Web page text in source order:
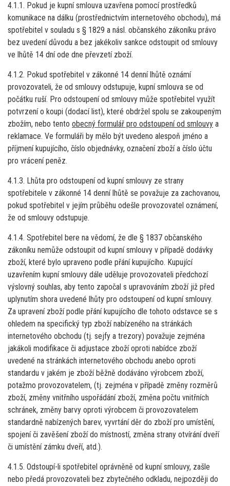
4.1.1. Pokud je kupní smlouva uzavřena pomocí prostředků
komunikace na dálku (prostřednictvím internetového obchodu), má
spotřebitel v souladu s § 1829 a násl. občanského zákoníku právo
bez uvedení důvodu a bez jakékoliv sankce odstoupit od smlouvy
ve lhůtě 14 dní ode dne převzetí zboží.
4.1.2. Pokud spotřebitel v zákonné 14 denní lhůtě oznámí
provozovateli, že od smlouvy odstupuje, kupní smlouva se od
počátku ruší. Pro odstoupení od smlouvy může spotřebitel využít
potvrzení o koupi (dodací list), které obdržel spolu se zakoupeným
zbožím, nebo tento obecný formulář pro odstoupení od smlouvy a
reklamace. Ve formuláři by mělo být uvedeno alespoň jméno a
příjmení kupujícího, číslo objednávky, označení zboží a číslo účtu
pro vrácení peněz.
4.1.3. Lhůta pro odstoupení od kupní smlouvy ze strany
spotřebitele v zákonné 14 denní lhůtě se považuje za zachovanou,
pokud spotřebitel v jejím průběhu odešle provozovatel oznámení,
že od smlouvy odstupuje.
4.1.4. Spotřebitel bere na vědomí, že dle § 1837 občanského
zákoníku nemůže odstoupit od kupní smlouvy v případě dodávky
zboží, které bylo upraveno podle přání kupujícího. Kupující
uzavřením kupní smlouvy dále uděluje provozovateli předchozí
výslovný souhlas, aby tento započal s upravováním zboží již před
uplynutím shora uvedené lhůty pro odstoupení od kupní smlouvy.
Za upravení zboží podle přání kupujícího dle tohoto odstavce se s
ohledem na specifický typ zboží nabízeného na stránkách
internetového obchodu (tj. sejfy a trezory) považuje zejména
jakákoli modifikace či adjustace zboží oproti nabídce zboží
uvedené na stránkách internetového obchodu anebo oproti
standardu v jakém je zboží běžně dodáváno výrobcem zboží,
potažmo provozovatelem, (tj. zejména v případě změny rozměrů
zboží, změny vnitřního uspořádání zboží, změna počtu vnitřních
schránek, změny barvy oproti výrobcem či provozovatelem
standardně nabízených barev, vyvrtání děr do zboží pro umístění,
spojení či zavěšení zboží do místností, změna strany otvírání dveří
či umístění zámku dveří, atd.).
4.1.5. Odstoupí-li spotřebitel oprávněně od kupní smlouvy, zašle
nebo předá provozovateli bez zbytečného odkladu, nejpozději do